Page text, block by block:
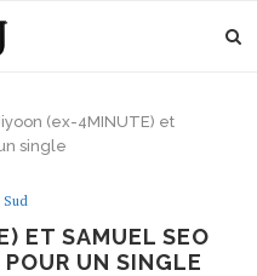
(ex-4MINUTE) et
single
Sud
ET SAMUEL SEO
UN SINGLE